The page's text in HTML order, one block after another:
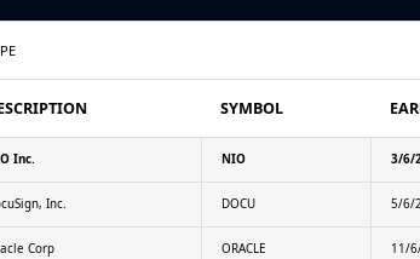
SYMBOL
Inc. NIO 3/6/
Inc. DOCU 5/6/
Corp ORACLE 11/